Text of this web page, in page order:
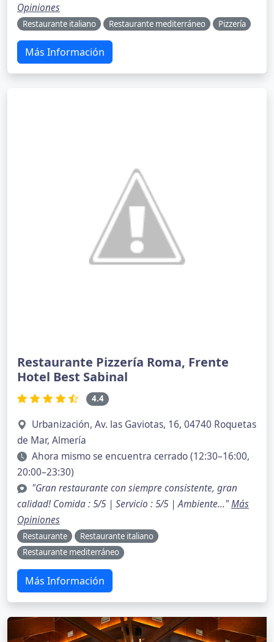
Opiniones
Restaurante italiano Restaurante mediterráneo Pizzería
Más Información
Restaurante Pizzería Roma, Frente
Hotel Best Sabinal
4.4
Urbanización, Av. las Gaviotas, 16, 04740 Roquetas
de Mar, Almería
Ahora mismo se encuentra cerrado (12:30–16:00,
20:00–23:30)
"Gran restaurante con siempre consistente, gran
calidad! Comida : 5/5 | Servicio : 5/5 | Ambiente..."Más
Opiniones
Restaurante
Restaurante italiano
Restaurante mediterráneo
Más Información